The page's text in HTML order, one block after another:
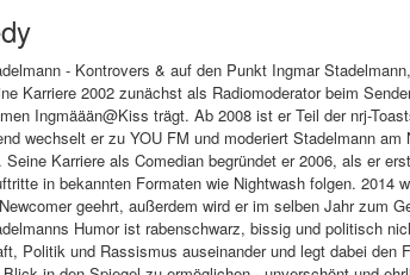
- Kontrovers & auf den Punkt Ingmar
Karriere 2002 zunächst als Radiomoderator beim
Ingmäään@Kiss trägt. Ab 2008 ist er Teil der nrj-
wechselt er zu YOU FM und moderiert Stadelmann
Seine Karriere als Comedian begründet er 2006, als er
in bekannten Formaten wie Nightwash folgen. 2014
geehrt, außerdem wird er im selben Jahr zum
Humor ist rabenschwarz, bissig und politisch
Politik und Rassismus auseinander und legt dabei den